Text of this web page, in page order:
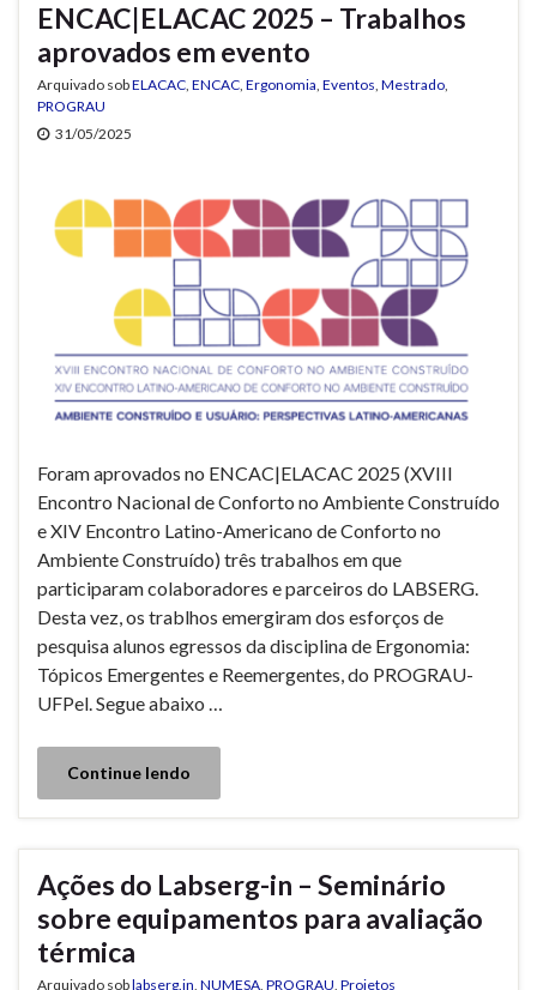
ENCAC|ELACAC 2025 – Trabalhos
aprovados em evento
Arquivado sobELACAC, ENCAC, Ergonomia, Eventos, Mestrado,
PROGRAU
31/05/2025
Foram aprovados no ENCAC|ELACAC 2025 (XVIII
Encontro Nacional de Conforto no Ambiente Construído
e XIV Encontro Latino-Americano de Conforto no
Ambiente Construído) três trabalhos em que
participaram colaboradores e parceiros do LABSERG.
Desta vez, os trablhos emergiram dos esforços de
pesquisa alunos egressos da disciplina de Ergonomia:
Tópicos Emergentes e Reemergentes, do PROGRAU-
UFPel. Segue abaixo …
Continue lendo
Ações do Labserg-in – Seminário
sobre equipamentos para avaliação
térmica
Arquivado soblabserg.in NUMESA PROGRAU Projetos